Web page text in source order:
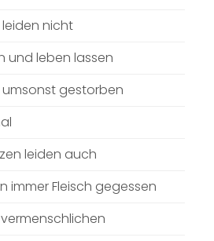
leiden nicht
und leben lassen
umsonst gestorben
leiden auch
immer Fleisch gegessen